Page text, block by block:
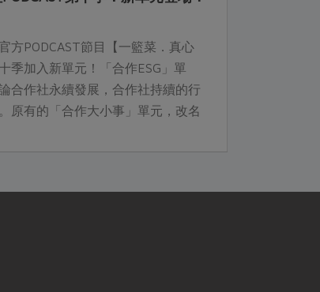
方PODCAST節目【一籃菜．真心
季加入新單元！「合作ESG」單
合作社永續發展，合作社持續的行
原有的「合作大小事」單元，改名
。